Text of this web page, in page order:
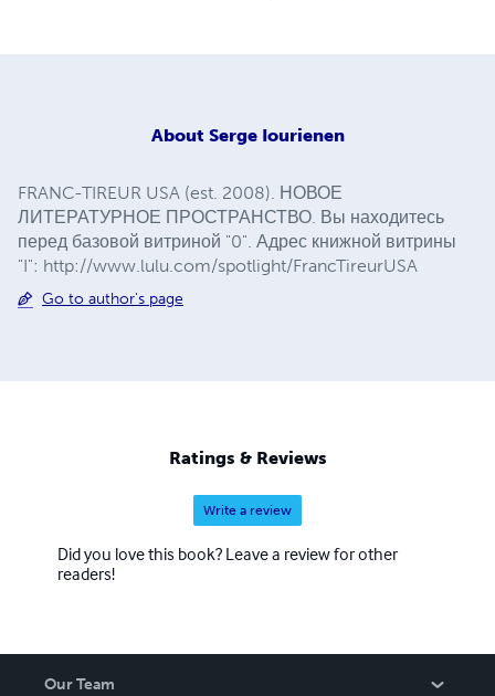
About Serge Iourienen
FRANC-TIREUR USA (est. 2008). НОВОЕ
ЛИТЕРАТУРНОЕ ПРОСТРАНСТВО. Вы находитесь
перед базовой витриной "0". Адрес книжной витрины
"I": http://www.lulu.com/spotlight/FrancTireurUSA
Go to author's page
Ratings & Reviews
Write a review
Did you love this book? Leave a review for other
readers!
Our Team